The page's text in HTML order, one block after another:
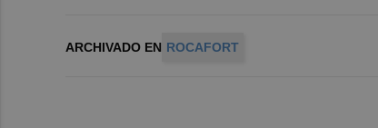
ARCHIVADO EN ROCAFORT